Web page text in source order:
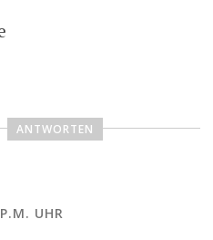
ANTWORTEN
UHR